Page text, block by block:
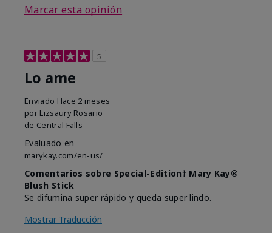
Marcar esta opinión
5
Lo ame
Enviado Hace 2 meses
por Lizsaury Rosario
de Central Falls
Evaluado en
marykay.com/en-us/
Comentarios sobre Special-Edition† Mary Kay®
Blush Stick
Se difumina super rápido y queda super lindo.
Mostrar Traducción